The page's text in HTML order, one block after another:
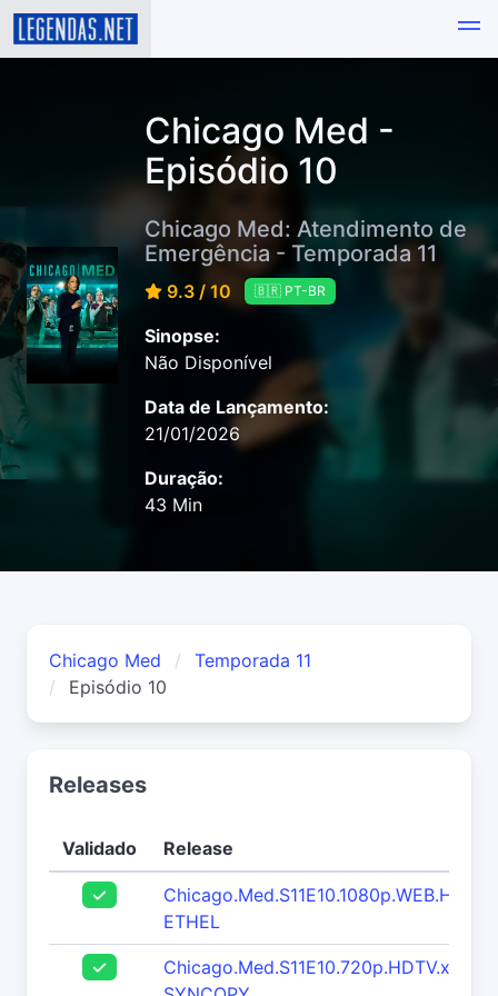
Chicago Med -
Episódio 10
Chicago Med: Atendimento de
Emergência - Temporada 11
9.3 / 10 🇧🇷 PT-BR
Sinopse:
Não Disponível
Data de Lançamento:
21/01/2026
Duração:
43 Min
Chicago Med
Temporada 11
Episódio 10
Releases
Validado Release
Chicago.Med.S11E10.1080p.WEB.H264-
ETHEL
Chicago.Med.S11E10.720p.HDTV.x264-